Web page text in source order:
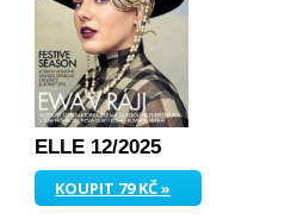
ELLE 12/2025
KOUPIT 79 KČ »